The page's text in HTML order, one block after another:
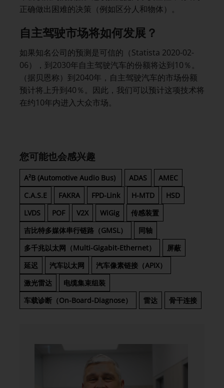
正确做出困难的决策（例如区分人和物体）。
自主驾驶市场将如何发展？
如果知名公司的预测是可信的（Statista 2020-02-
06），到2030年自主驾驶汽车的份额将达到10％。
（据贝恩称）到2040年，自主驾驶汽车的市场份额
预计将上升到40％。因此，我们可以预计这项技术将
在约10年内进入大众市场。
您可能也会感兴趣
A²B (Automotive Audio Bus) ADAS
AMEC
C.A.S.E
FAKRA FPD-Link H-MTD
HSD
LVDS
POF V2X WiGig
传感装置
吉比特多媒体串行链路（GMSL）
同轴
多千兆以太网（Multi-Gigabit-Ethernet）
屏蔽
延迟
汽车以太网
汽车像素链接（APIX）
激光雷达
电缆集束组装
车载诊断（On-Board-Diagnose）
雷达 骨干连接